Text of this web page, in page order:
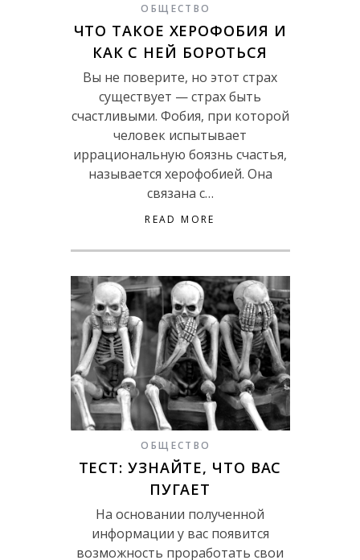
ОБЩЕСТВО
ЧТО ТАКОЕ ХЕРОФОБИЯ И
КАК С НЕЙ БОРОТЬСЯ
Вы не поверите, но этот страх
существует — страх быть
счастливыми. Фобия, при которой
человек испытывает
иррациональную боязнь счастья,
называется херофобией. Она
связана с…
READ MORE
ОБЩЕСТВО
ТЕСТ: УЗНАЙТЕ, ЧТО ВАС
ПУГАЕТ
На основании полученной
информации у вас появится
возможность проработать свои